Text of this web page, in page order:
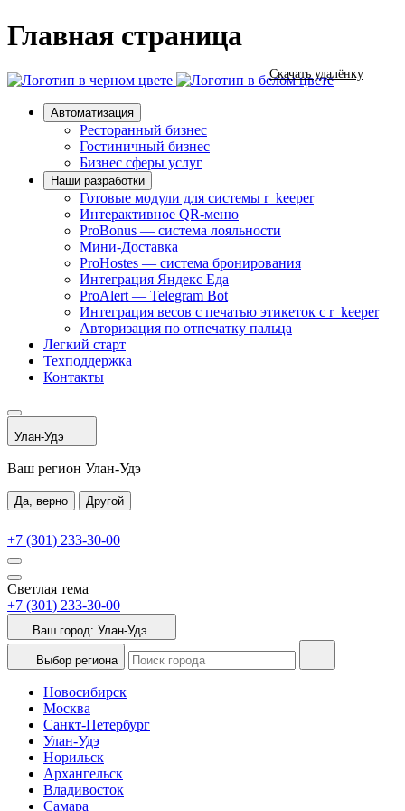
Скачать удалёнку
Главная страница
Автоматизация
Ресторанный бизнес
Гостиничный бизнес
Бизнес сферы услуг
Наши разработки
Готовые модули для системы r_keeper
Интерактивное QR-меню
ProBonus — система лояльности
Мини-Доставка
ProHostes — система бронирования
Интеграция Яндекс Еда
ProAlert — Telegram Bot
Интеграция весов с печатью этикеток с r_keeper
Авторизация по отпечатку пальца
Легкий старт
Техподдержка
Контакты
Улан-Удэ
Ваш регион Улан-Удэ
Да, верно Другой
+7 (301) 233-30-00
Светлая тема
+7 (301) 233-30-00
Ваш город: Улан-Удэ
Выбор региона
Новосибирск
Москва
Санкт-Петербург
Улан-Удэ
Норильск
Архангельск
Владивосток
Самара